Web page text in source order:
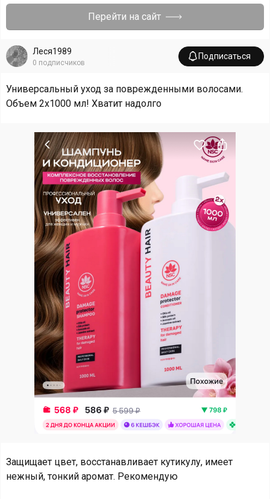
Перейти на сайт
Леся1989
0 подписчиков
Подписаться
Универсальный уход за поврежденными волосами.
Объем 2х1000 мл! Хватит надолго
Защищает цвет, восстанавливает кутикулу, имеет
нежный, тонкий аромат. Рекомендую